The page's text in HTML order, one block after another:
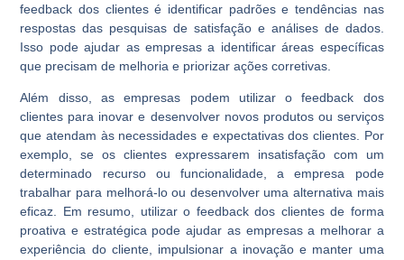
feedback dos clientes é identificar padrões e tendências nas
respostas das pesquisas de satisfação e análises de dados.
Isso pode ajudar as empresas a identificar áreas específicas
que precisam de melhoria e priorizar ações corretivas.
Além disso, as empresas podem utilizar o feedback dos
clientes para inovar e desenvolver novos produtos ou serviços
que atendam às necessidades e expectativas dos clientes. Por
exemplo, se os clientes expressarem insatisfação com um
determinado recurso ou funcionalidade, a empresa pode
trabalhar para melhorá-lo ou desenvolver uma alternativa mais
eficaz. Em resumo, utilizar o feedback dos clientes de forma
proativa e estratégica pode ajudar as empresas a melhorar a
experiência do cliente, impulsionar a inovação e manter uma